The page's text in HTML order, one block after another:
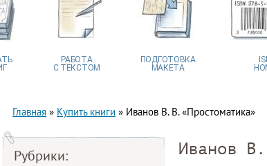
РАБОТА
С ТЕКСТОМ
ПОДГОТОВКА
МАКЕТА
Главная » Купить книги » Иванов В. В. «Простоматика»
Рубрики: Иванов